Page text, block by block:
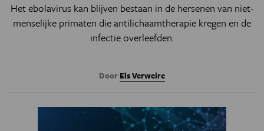
Het ebolavirus kan blijven bestaan in de hersenen van niet-
menselijke primaten die antilichaamtherapie kregen en de
infectie overleefden.
Door Els Verweire